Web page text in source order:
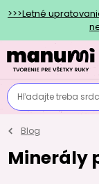
>>>Letné
Hľadajte treba
Blog
Minerály